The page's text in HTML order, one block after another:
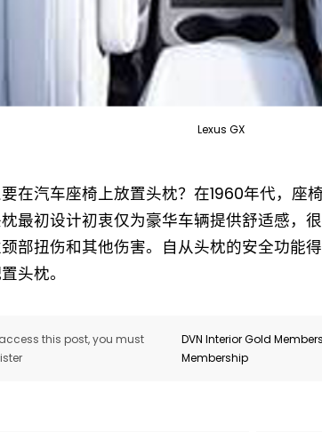
Lexus GX
在汽车座椅上放置头枕？在1960年代，座
最初设计初衷仅为豪华车辆提供舒适感，
部扭伤和其他伤害。自从头枕的安全功能
头枕。
this post, you must
DVN Interior Gold
Membership
Not a DVN member?
Receive DVN newsletter
free now!
Company* Country*